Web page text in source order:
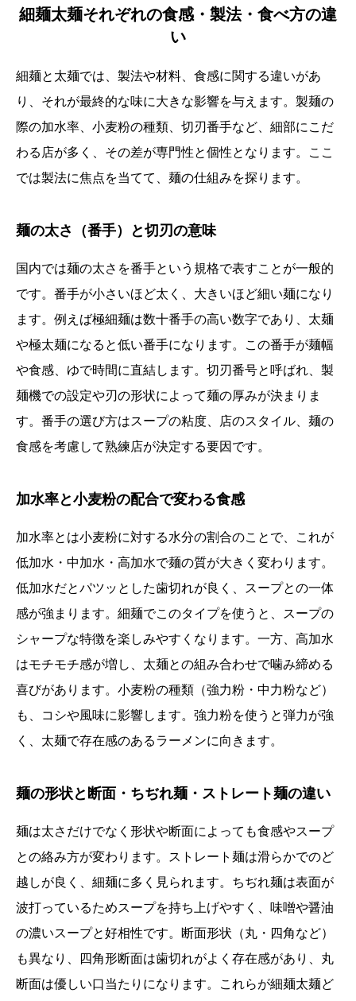
細麺太麺それぞれの食感・製法・食べ方の違
い
細麺と太麺では、製法や材料、食感に関する違いがあ
り、それが最終的な味に大きな影響を与えます。製麺の
際の加水率、小麦粉の種類、切刃番手など、細部にこだ
わる店が多く、その差が専門性と個性となります。ここ
では製法に焦点を当てて、麺の仕組みを探ります。
麺の太さ（番手）と切刃の意味
国内では麺の太さを番手という規格で表すことが一般的
です。番手が小さいほど太く、大きいほど細い麺になり
ます。例えば極細麺は数十番手の高い数字であり、太麺
や極太麺になると低い番手になります。この番手が麺幅
や食感、ゆで時間に直結します。切刃番号と呼ばれ、製
麺機での設定や刃の形状によって麺の厚みが決まりま
す。番手の選び方はスープの粘度、店のスタイル、麺の
食感を考慮して熟練店が決定する要因です。
加水率と小麦粉の配合で変わる食感
加水率とは小麦粉に対する水分の割合のことで、これが
低加水・中加水・高加水で麺の質が大きく変わります。
低加水だとパツッとした歯切れが良く、スープとの一体
感が強まります。細麺でこのタイプを使うと、スープの
シャープな特徴を楽しみやすくなります。一方、高加水
はモチモチ感が増し、太麺との組み合わせで噛み締める
喜びがあります。小麦粉の種類（強力粉・中力粉など）
も、コシや風味に影響します。強力粉を使うと弾力が強
く、太麺で存在感のあるラーメンに向きます。
麺の形状と断面・ちぢれ麺・ストレート麺の違い
麺は太さだけでなく形状や断面によっても食感やスープ
との絡み方が変わります。ストレート麺は滑らかでのど
越しが良く、細麺に多く見られます。ちぢれ麺は表面が
波打っているためスープを持ち上げやすく、味噌や醤油
の濃いスープと好相性です。断面形状（丸・四角など）
も異なり、四角形断面は歯切れがよく存在感があり、丸
断面は優しい口当たりになります。これらが細麺太麺ど